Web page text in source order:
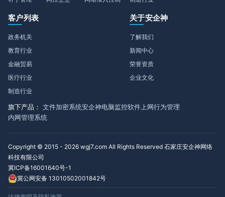
客户列表
政务机关
教育行业
金融贸易
医疗行业
制造行业
关于安企神
了解我们
新闻中心
荣誉资质
企业文化
旗下产品： 文件加密系统安企神电脑监控软件 上网行为管理
内网管理系统
Copyright © 2015 - 2026 wgj7.com All Rights Reserved 石家庄安企神网络
科技有限公司
冀ICP备16001640号-1
冀公网安备 13010502001842号